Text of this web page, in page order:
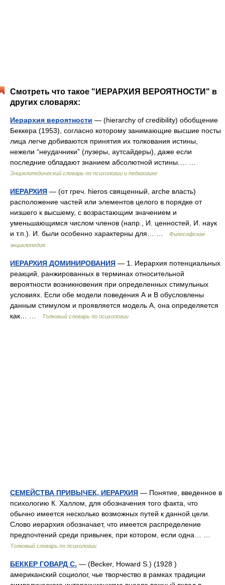
Смотреть что такое "ИЕРАРХИЯ ВЕРОЯТНОСТИ" в
других словарях:
Иерархия вероятности — (hierarchy of credibility) обобщение
Беккера (1953), согласно которому занимающие высшие посты
лица легче добиваются принятия их толкования истины,
нежели “неудачники” (лузеры, аутсайдеры), даже если
последние обладают знанием абсолютной истины.… …
Энциклопедический словарь по психологии и педагогике
ИЕРАРХИЯ — (от греч. hieros священный, arche власть)
расположение частей или элементов целого в порядке от
низшего к высшему, с возрастающим значением и
уменьшающимся числом членов (напр., И. ценностей, И. наук
и т.п.). И. были особенно характерны для… …
Философская
энциклопедия
ИЕРАРХИЯ ДОМИНИРОВАНИЯ — 1. Иерархия потенциальных
реакций, ранжированных в терминах относительной
вероятности возникновения при определенных стимульных
условиях. Если обе модели поведения А и В обусловлены
данным стимулом и проявляется модель А, она определяется
как… …
Толковый словарь по психологии
СЕМЕЙСТВА ПРИВЫЧЕК, ИЕРАРХИЯ — Понятие, введенное в
психологию К. Халлом, для обозначения того факта, что
обычно имеется несколько возможных путей к данной цели.
Слово иерархия обозначает, что имеется распределение
предпочтений среди привычек, при котором, если одна… …
Толковый словарь по психологии
БЕККЕР ГОВАРД С. — (Becker, Howard S.) (1928 )
американский социолог, чье творчество в рамках традиции